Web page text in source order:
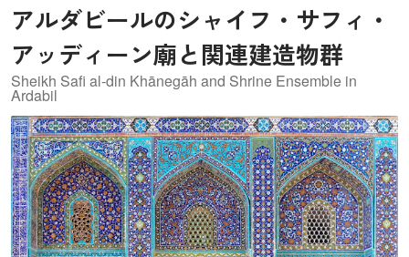
アルダビールのシャイフ・サフィ・
アッディーン廟と関連建造物群
Sheikh Safi al-din Khānegāh and Shrine Ensemble in
Ardabil